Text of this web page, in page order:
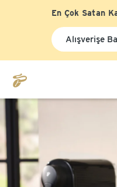
En Çok Satan
Alışverişe